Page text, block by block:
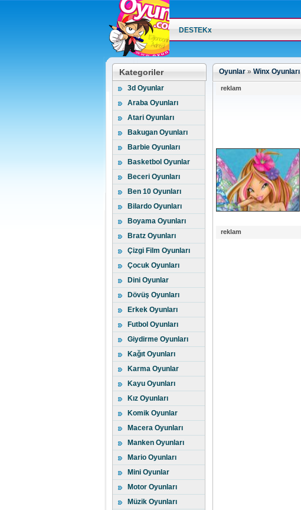
DESTEKx
Kategoriler
3d Oyunlar
Araba Oyunları
Atari Oyunları
Bakugan Oyunları
Barbie Oyunları
Basketbol Oyunlar
Beceri Oyunları
Ben 10 Oyunları
Bilardo Oyunları
Boyama Oyunları
Bratz Oyunları
Çizgi Film Oyunları
Çocuk Oyunları
Dini Oyunlar
Dövüş Oyunları
Erkek Oyunları
Futbol Oyunları
Giydirme Oyunları
Kağıt Oyunları
Karma Oyunlar
Kayu Oyunları
Kız Oyunları
Komik Oyunlar
Macera Oyunları
Manken Oyunları
Mario Oyunları
Mini Oyunlar
Motor Oyunları
Müzik Oyunları
Oyunlar » Winx Oyunları
reklam
reklam